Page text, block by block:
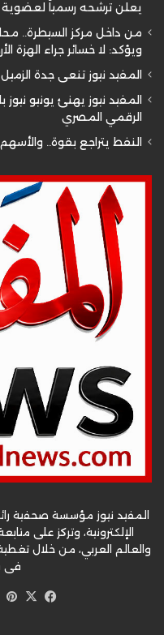
يعلن ترشحه رسمياً لعضوية
من داخل مركز السيطرة..
ويؤكد: لا خسائر جراء الهزة
المفيد نيوز تنعى جدة
المفيد نيوز يهنئ يونيو
الرقمي المصري
النفط يتراجع بقوة..
المفيد نيوز مؤسسة صحفية
الإلكترونية، وتركز على
والعالم العربي، من خلال
في
‫X